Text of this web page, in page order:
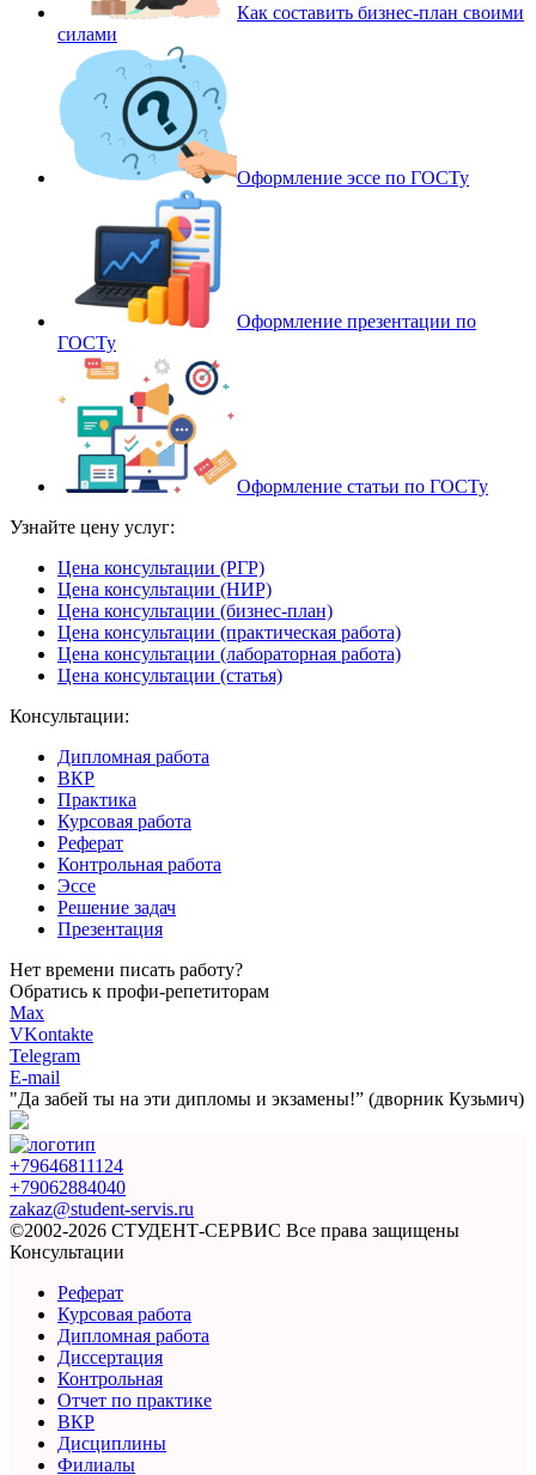
Как составить бизнес-план своими
силами
Оформление эссе по ГОСТу
Оформление презентации по
ГОСТу
Оформление статьи по ГОСТу
Узнайте цену услуг:
Цена консультации (РГР)
Цена консультации (НИР)
Цена консультации (бизнес-план)
Цена консультации (практическая работа)
Цена консультации (лабораторная работа)
Цена консультации (статья)
Консультации:
Дипломная работа
ВКР
Практика
Курсовая работа
Реферат
Контрольная работа
Эссе
Решение задач
Презентация
Нет времени писать работу?
Обратись к профи-репетиторам
Max
VKontakte
Telegram
E-mail
"Да забей ты на эти дипломы и экзамены!” (дворник Кузьмич)
+79646811124
+79062884040
zakaz@student-servis.ru
©2002-2026 СТУДЕНТ-СЕРВИС Все права защищены
Консультации
Реферат
Курсовая работа
Дипломная работа
Диссертация
Контрольная
Отчет по практике
ВКР
Дисциплины
Филиалы